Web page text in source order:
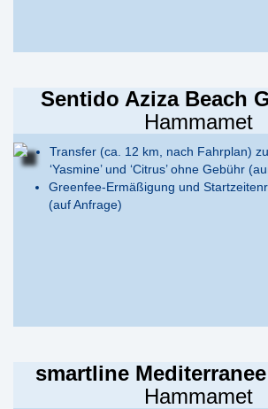
Sentido Aziza Beach
Hammamet
Transfer (ca. 12 km, nach Fahrplan)
‘Yasmine’ und ‘Citrus’ ohne Gebühr
Greenfee-Ermäßigung und
(auf Anfrage)
smartline
Hammamet